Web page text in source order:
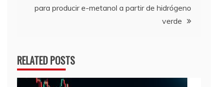
entradas
para producir e-metanol a partir de hidrógeno
verde
RELATED POSTS